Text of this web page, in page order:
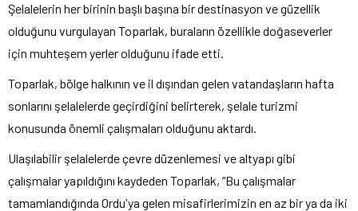
Şelalelerin her birinin başlı başına bir destinasyon ve güzellik
olduğunu vurgulayan Toparlak, buraların özellikle doğaseverler
için muhteşem yerler olduğunu ifade etti.
Toparlak, bölge halkının ve il dışından gelen vatandaşların hafta
sonlarını şelalelerde geçirdiğini belirterek, şelale turizmi
konusunda önemli çalışmaları olduğunu aktardı.
Ulaşılabilir şelalelerde çevre düzenlemesi ve altyapı gibi
çalışmalar yapıldığını kaydeden Toparlak, “Bu çalışmalar
tamamlandığında Ordu'ya gelen misafirlerimizin en az bir ya da iki